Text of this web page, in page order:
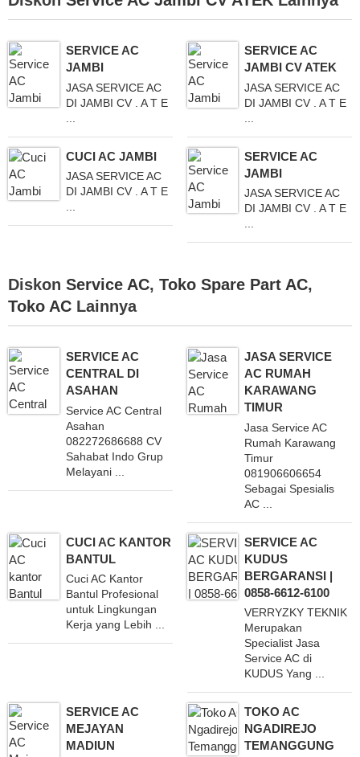
SERVICE AC
JAMBI
JASA SERVICE AC
DI JAMBI CV . A T E
SERVICE AC
JAMBI CV ATEK
JASA SERVICE AC
DI JAMBI CV . A T E
CUCI AC JAMBI
JASA SERVICE AC
DI JAMBI CV . A T E
SERVICE AC
JAMBI
JASA SERVICE AC
DI JAMBI CV . A T E
Diskon Service AC, Toko Spare Part AC,
Toko AC Lainnya
SERVICE AC
CENTRAL DI
ASAHAN
Service AC Central
Asahan
082272686688 CV
Sahabat Indo Grup
Melayani ...
JASA SERVICE
AC RUMAH
KARAWANG
TIMUR
Jasa Service AC
Rumah Karawang
Timur
081906606654
Sebagai Spesialis
AC ...
CUCI AC KANTOR
BANTUL
Cuci AC Kantor
Bantul Profesional
untuk Lingkungan
Kerja yang Lebih ...
SERVICE AC
KUDUS
BERGARANSI |
0858-6612-6100
VERRYZKY TEKNIK
Merupakan
Specialist Jasa
Service AC di
KUDUS Yang ...
SERVICE AC
MEJAYAN
MADIUN
TOKO AC
NGADIREJO
TEMANGGUNG